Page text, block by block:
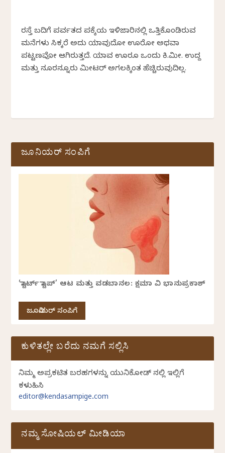
ರಸ್ತೆ ಬದಿಗೆ ಪರ್ವತದ ಪಕ್ಕೆಯ ಇಳಿಜಾರಿನಲ್ಲಿ ಒತ್ತಿಕೊಂಡಿರುವ
ಮನೆಗಳು ಸಿಕ್ಕರೆ ಅದು ಯಾವುದೋ ಊರೋ ಅಥವಾ
ಪಟ್ಟಣವೋ ಆಗಿರುತ್ತದೆ. ಯಾವ ಊರೂ ಒಂದು ಕಿ.ಮೀ. ಉದ್ದ
ಮತ್ತು ನೂರನ್ನೂರು ಮೀಟರ್ ಅಗಲಕ್ಕಿಂತ ಹೆಚ್ಚಿರುವುದಿಲ್ಲ.
ಜೂನಿಯರ್ ಸಂಪಿಗೆ
‘ಸ್ಟಾರ್ಟ್ ಸ್ಟಾಪ್’ ಆಟ ಮತ್ತು ವಡಬಾನಲ: ಕ್ಷಮಾ ವಿ ಭಾನುಪ್ರಕಾಶ್
ಜೂನಿಯರ್ ಸಂಪಿಗೆ
ಕುಳಿತಲ್ಲೇ ಬರೆದು ನಮಗೆ ಸಲ್ಲಿಸಿ
ನಿಮ್ಮ ಅಪ್ರಕಟಿತ ಬರಹಗಳನ್ನು ಯುನಿಕೋಡ್ ನಲ್ಲಿ ಇಲ್ಲಿಗೆ
ಕಳುಹಿಸಿ
editor@kendasampige.com
ನಮ್ಮ ಸೋಷಿಯಲ್‌ ಮೀಡಿಯಾ